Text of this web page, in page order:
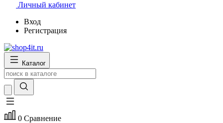
Личный кабинет
Вход
Регистрация
Каталог
0 Сравнение